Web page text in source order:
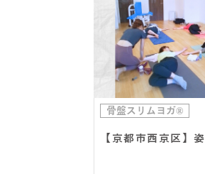
骨盤スリムヨガ®
【京都市西京区】